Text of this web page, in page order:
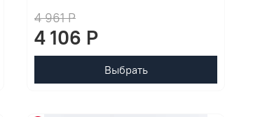
4 961 P
4 106 P
Выбрать